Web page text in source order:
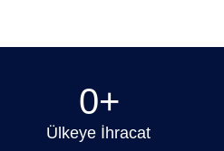
Ülkeye İhracat
0+